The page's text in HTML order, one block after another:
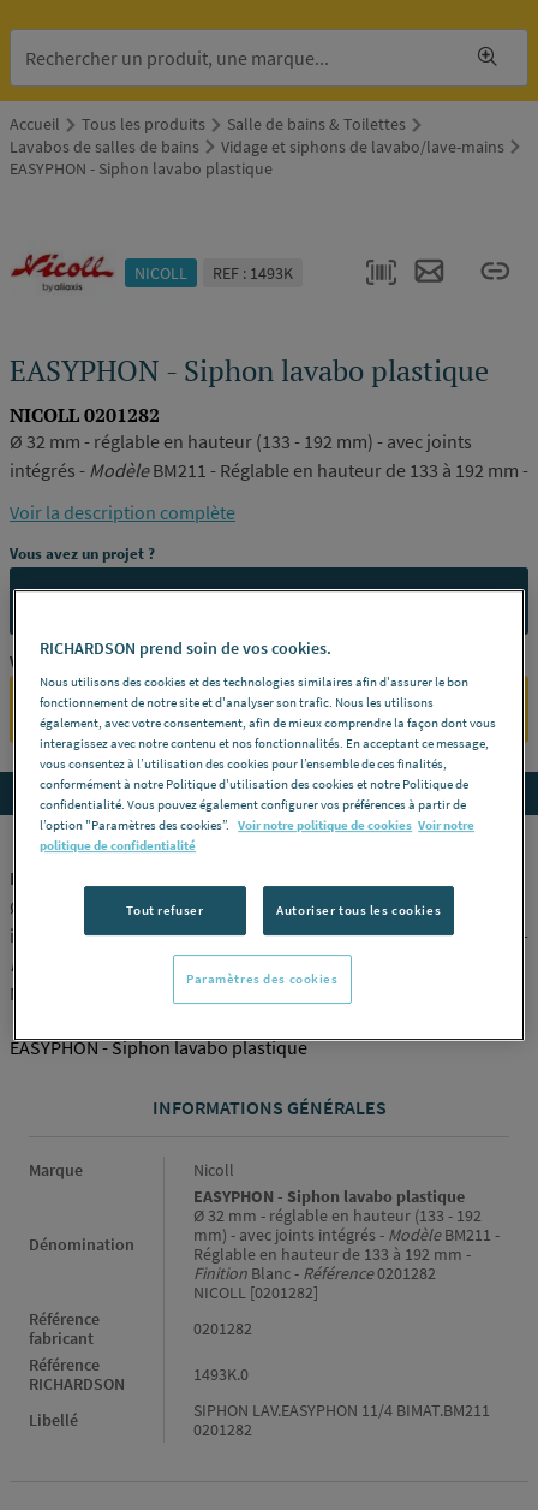
Accueil Tous les produits
Salle de bains & Toilettes
Lavabos de salles de bains
Vidage et siphons de lavabo/lave-mains
EASYPHON - Siphon lavabo plastique
NICOLL REF : 1493K
EASYPHON - Siphon lavabo plastique
NICOLL 0201282
Ø 32 mm - réglable en hauteur (133 - 192 mm) - avec joints
intégrés - ModèleBM211 - Réglable en hauteur de 133 à 192 mm -
Finition
Blanc - Référence
Voir la description complète
Vous avez un projet ?
Vous êtes un professionnel ?
SE CONNECTER
Accedez aux détails du produit
EASYPHON - Siphon lavabo plastique
Ø 32 mm - réglable en hauteur (133 - 192 mm) - avec joints
intégrés -ModèleBM211 - Réglable en hauteur de 133 à 192 mm -
Finition
Référence
NICOLL [0201282]
EASYPHON - Siphon lavabo plastique
INFORMATIONS GÉNÉRALES
Informations générales
Marque Nicoll
Dénomination
EASYPHON - Siphon lavabo plastique
Ø 32 mm - réglable en hauteur (133 - 192
mm) - avec joints intégrés - ModèleBM211 -
Réglable en hauteur de 133 à 192 mm -
Finition Blanc - Référence0201282
NICOLL [0201282]
Référence
fabricant
0201282
Référence
RICHARDSON
1493K.0
Libellé
SIPHON LAV.EASYPHON 11/4 BIMAT.BM211
0201282
RICHARDSON prend soin de vos cookies.
Nous utilisons des cookies et des technologies similaires afin d'assurer le bon
fonctionnement de notre site et d'analyser son trafic. Nous les utilisons
également, avec votre consentement, afin de mieux comprendre la façon dont vous
interagissez avec notre contenu et nos fonctionnalités. En acceptant ce message,
vous consentez à l’utilisation des cookies pour l’ensemble de ces finalités,
conformément à notre Politique d'utilisation des cookies et notre Politique de
confidentialité. Vous pouvez également configurer vos préférences à partir de
l’option "Paramètres des cookies”. Voir notre politique de cookies Voir notre
politique de confidentialité
Tout refuser Autoriser tous les cookies
Paramètres des cookies